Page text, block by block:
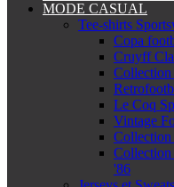
MODE CASUAL
Tee-shirts
Copa
Cruyff
Collection
Le Coq
Vintage
Collection
Collection
'86